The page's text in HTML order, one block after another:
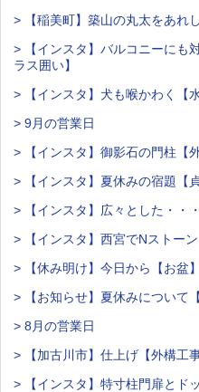
> 【稲美町】築山の丸太をあれ
> 【インスタ】バルコニーにも
ラス囲い】
> 【インスタ】犬も喉かわく【
> 9月の営業日
> 【インスタ】御影石の門柱【
> 【インスタ】夏休みの宿題【貞
> 【インスタ】広々とした・・
> 【インスタ】西宮でNストーン
> 【休み明け】今日から【お盆】
> 【お知らせ】夏休みについて【
> 8月の営業日
> 【加古川市】仕上げ【外構工
> 【インスタ】特寸柱門扉とド